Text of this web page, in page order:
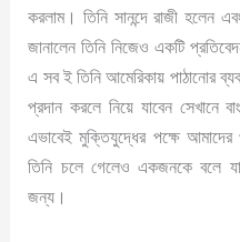
করলাম। তিনি সানন্দে রাজী হলেন
জানালেন তিনি নিজেও একটি
এ সব ই তিনি আমেরিকায় পাঠানোর
প্রদান করলে নিয়ে যাবেন সেখানে
এভাবেই মুক্তিযুদ্ধের পক্ষে
তিনি চলে গেলেও একজনকে বলে
জন্য।